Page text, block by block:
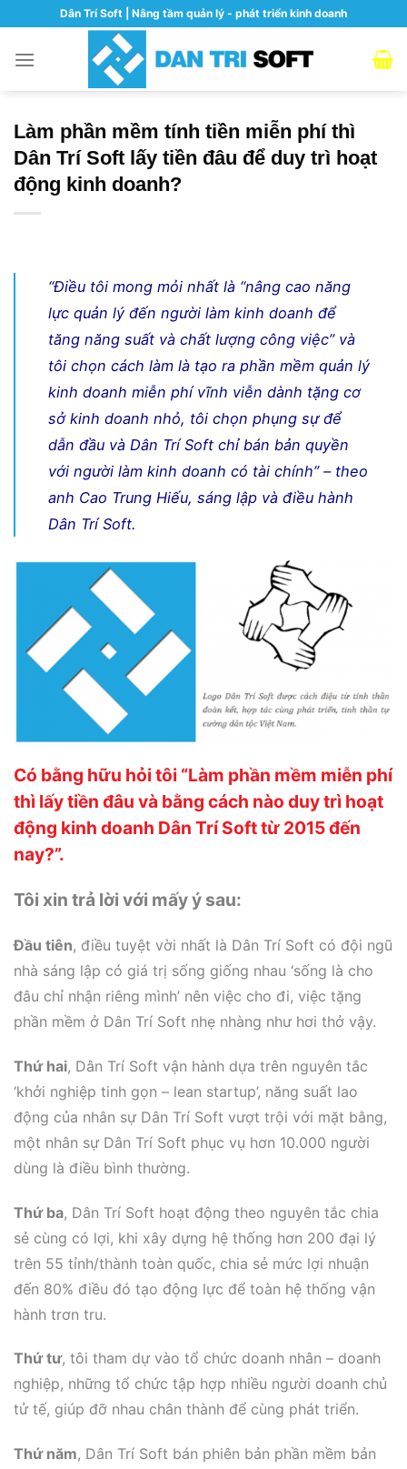
content
Dân Trí Soft | Nâng tầm quản lý - phát triển kinh doanh
Làm phần mềm tính tiền miễn phí thì
Dân Trí Soft lấy tiền đâu để duy trì hoạt
động kinh doanh?
“Điều tôi mong mỏi nhất là “nâng cao năng
lực quản lý đến người làm kinh doanh để
tăng năng suất và chất lượng công việc” và
tôi chọn cách làm là tạo ra phần mềm quản lý
kinh doanh miễn phí vĩnh viễn dành tặng cơ
sở kinh doanh nhỏ, tôi chọn phụng sự để
dẫn đầu và Dân Trí Soft chỉ bán bản quyền
với người làm kinh doanh có tài chính”– theo
anh Cao Trung Hiếu, sáng lập và điều hành
Dân Trí Soft.
Có bằng hữu hỏi tôi “Làm phần mềm miễn phí
thì lấy tiền đâu và bằng cách nào duy trì hoạt
động kinh doanh Dân Trí Soft từ 2015 đến
nay?”.
Tôi xin trả lời với mấy ý sau:
Đầu tiên, điều tuyệt vời nhất là Dân Trí Soft có đội ngũ
nhà sáng lập có giá trị sống giống nhau ‘sống là cho
đâu chỉ nhận riêng mình’ nên việc cho đi, việc tặng
phần mềm ở Dân Trí Soft nhẹ nhàng như hơi thở vậy.
Thứ hai, Dân Trí Soft vận hành dựa trên nguyên tắc
‘khởi nghiệp tinh gọn – lean startup’, năng suất lao
động của nhân sự Dân Trí Soft vượt trội với mặt bằng,
một nhân sự Dân Trí Soft phục vụ hơn 10.000 người
dùng là điều bình thường.
Thứ ba, Dân Trí Soft hoạt động theo nguyên tắc chia
sẻ cùng có lợi, khi xây dựng hệ thống hơn 200 đại lý
trên 55 tỉnh/thành toàn quốc, chia sẻ mức lợi nhuận
đến 80% điều đó tạo động lực để toàn hệ thống vận
hành trơn tru.
Thứ tư, tôi tham dự vào tổ chức doanh nhân – doanh
nghiệp, những tổ chức tập hợp nhiều người doanh chủ
tử tế, giúp đỡ nhau chân thành để cùng phát triển.
Thứ năm, Dân Trí Soft bán phiên bản phần mềm bản